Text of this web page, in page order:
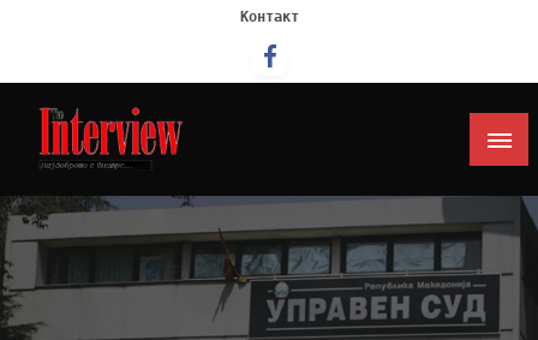
Контакт
Интервју